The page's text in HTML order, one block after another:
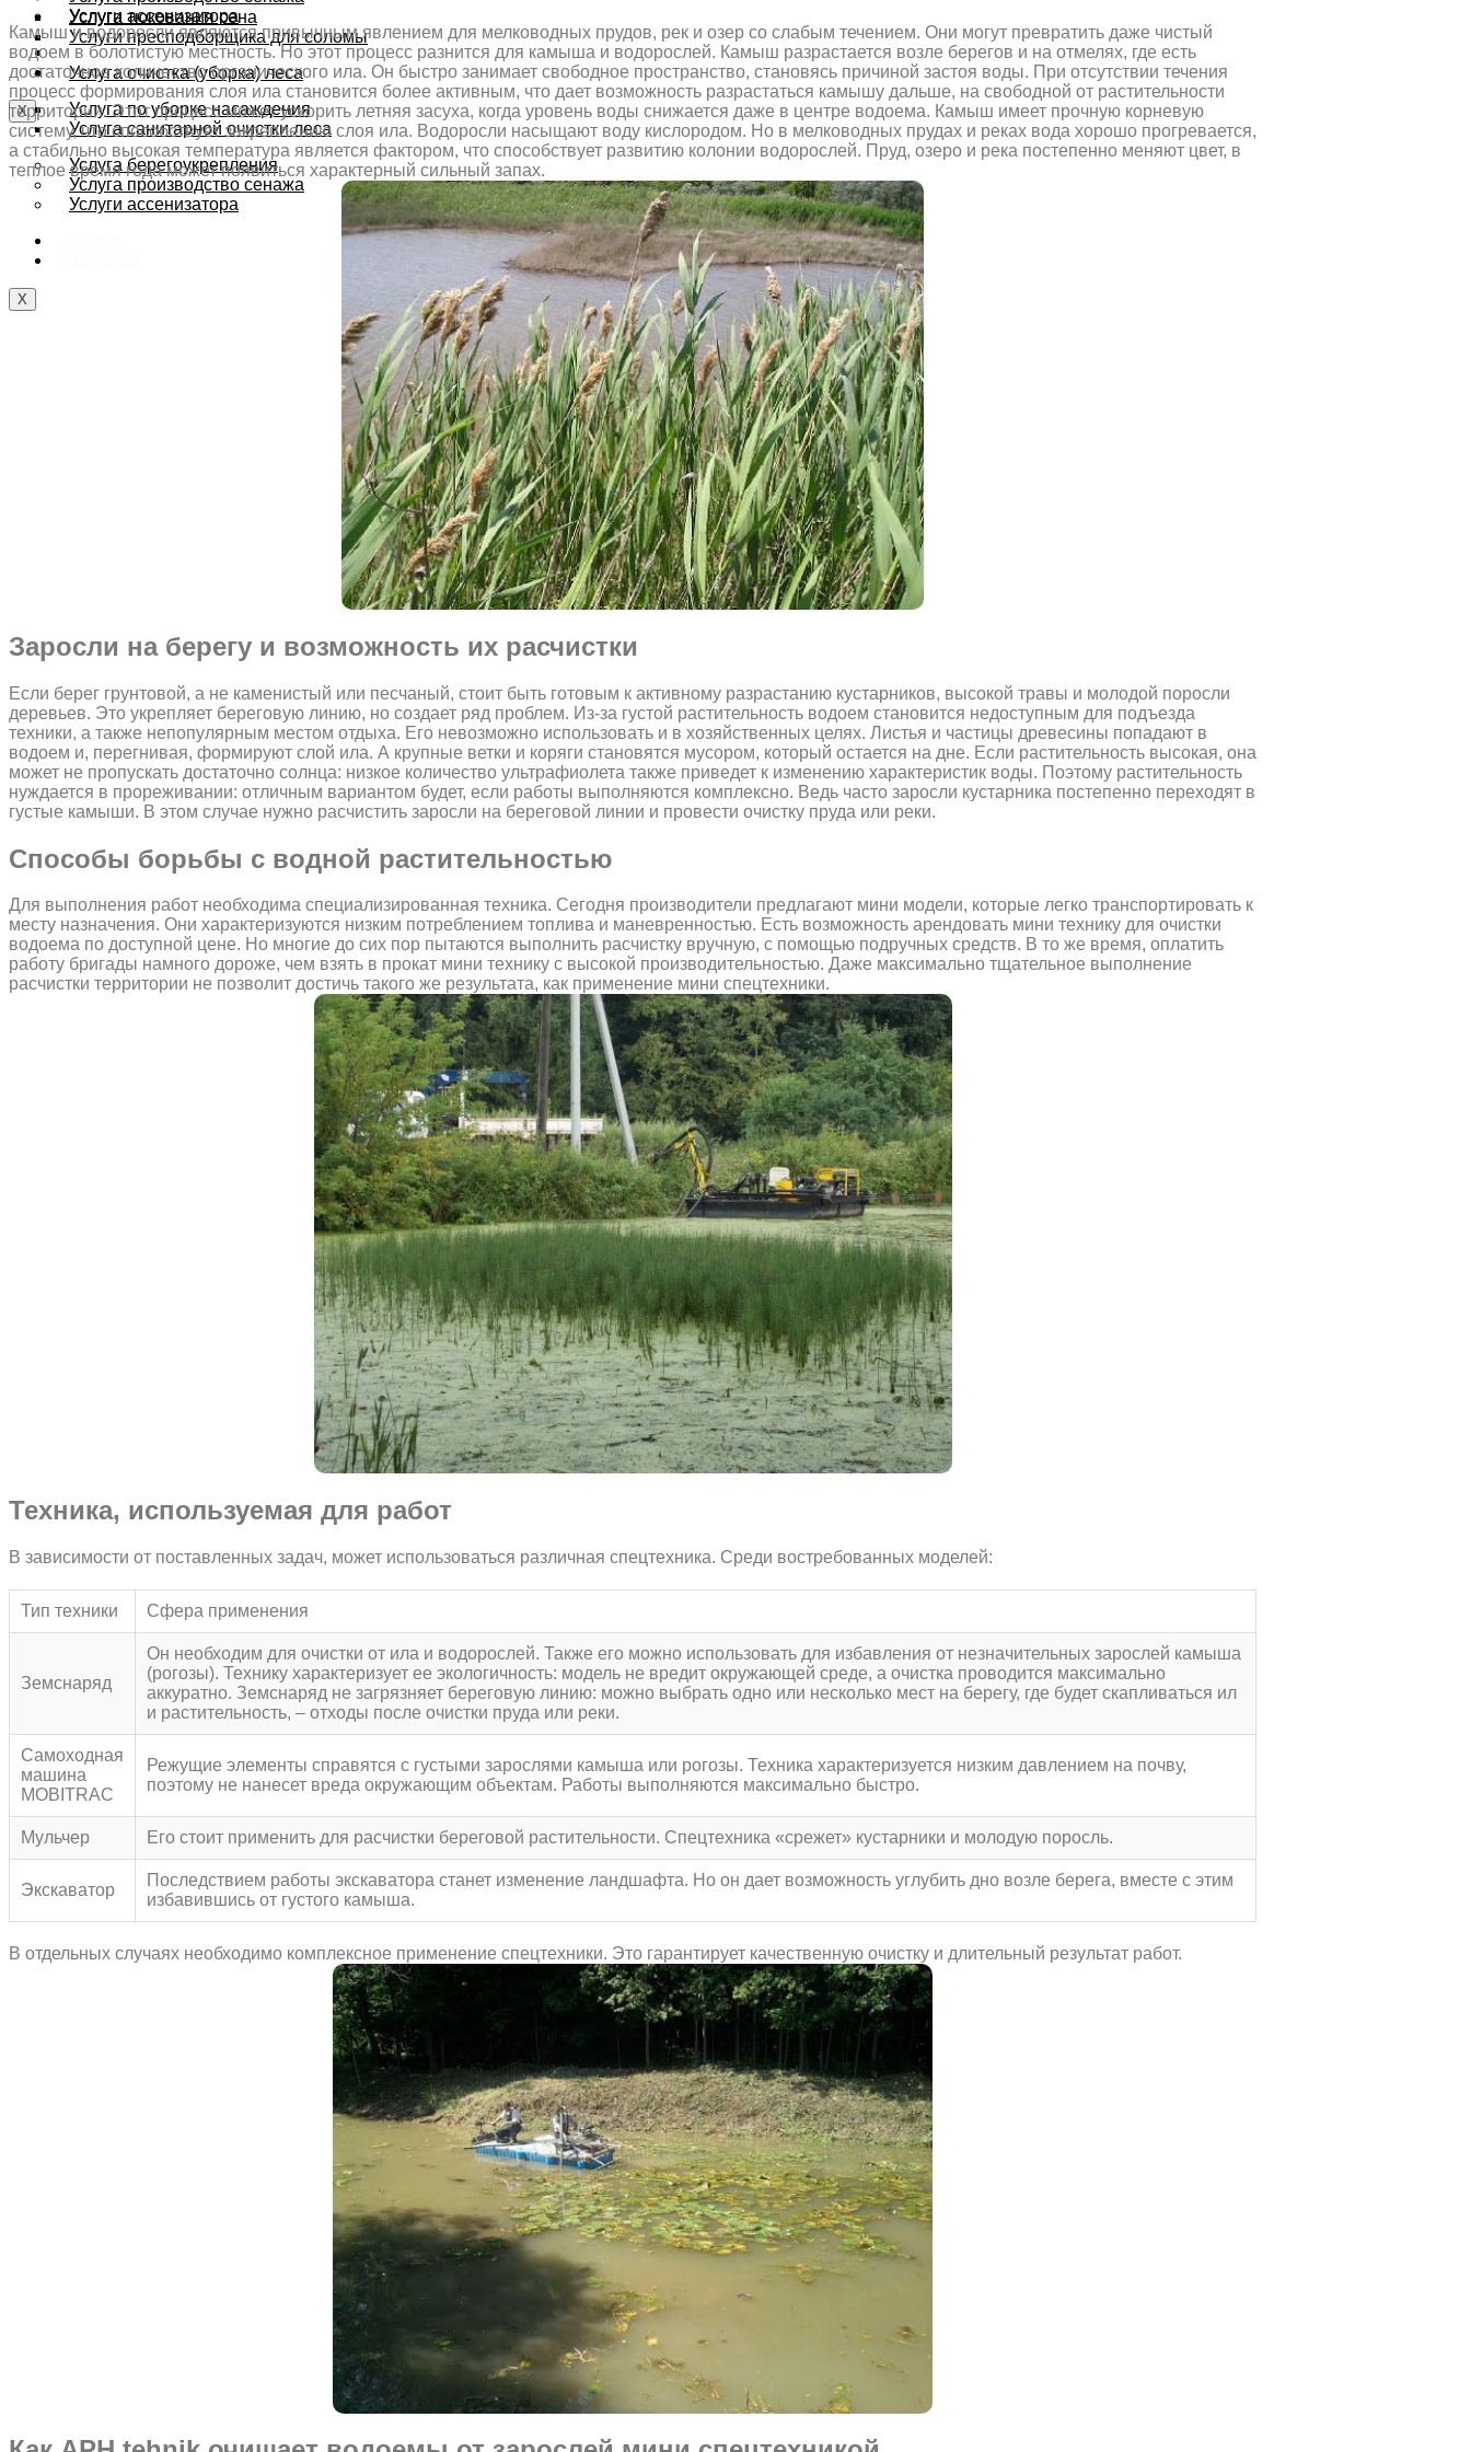
Услуги ассенизатора
Статьи
Контакты
X
Услуга тюкования сена
Услуги пресподборщика для соломы
Услуга очистка (уборка) леса
Услуга по уборке насаждения
Услуга санитарной очистки леса
Услуга берегоукрепления
Услуга производство сенажа
Услуги ассенизатора
X
Камыш и водоросли являются привычным явлением для мелководных прудов, рек и озер со слабым течением. Они могут превратить даже чистый
водоем в болотистую местность. Но этот процесс разнится для камыша и водорослей. Камыш разрастается возле берегов и на отмелях, где есть
достаточное количество органического ила. Он быстро занимает свободное пространство, становясь причиной застоя воды. При отсутствии течения
процесс формирования слоя ила становится более активным, что дает возможность разрастаться камышу дальше, на свободной от растительности
территории. Этот процесс может ускорить летняя засуха, когда уровень воды снижается даже в центре водоема. Камыш имеет прочную корневую
систему, что способствует закреплению слоя ила. Водоросли насыщают воду кислородом. Но в мелководных прудах и реках вода хорошо прогревается,
а стабильно высокая температура является фактором, что способствует развитию колонии водорослей. Пруд, озеро и река постепенно меняют цвет, в
теплое время года может появиться характерный сильный запах.
Заросли на берегу и возможность их расчистки
Если берег грунтовой, а не каменистый или песчаный, стоит быть готовым к активному разрастанию кустарников, высокой травы и молодой поросли
деревьев. Это укрепляет береговую линию, но создает ряд проблем. Из-за густой растительность водоем становится недоступным для подъезда
техники, а также непопулярным местом отдыха. Его невозможно использовать и в хозяйственных целях. Листья и частицы древесины попадают в
водоем и, перегнивая, формируют слой ила. А крупные ветки и коряги становятся мусором, который остается на дне. Если растительность высокая, она
может не пропускать достаточно солнца: низкое количество ультрафиолета также приведет к изменению характеристик воды. Поэтому растительность
нуждается в прореживании: отличным вариантом будет, если работы выполняются комплексно. Ведь часто заросли кустарника постепенно переходят в
густые камыши. В этом случае нужно расчистить заросли на береговой линии и провести очистку пруда или реки.
Способы борьбы с водной растительностью
Для выполнения работ необходима специализированная техника. Сегодня производители предлагают мини модели, которые легко транспортировать к
месту назначения. Они характеризуются низким потреблением топлива и маневренностью. Есть возможность арендовать мини технику для очистки
водоема по доступной цене. Но многие до сих пор пытаются выполнить расчистку вручную, с помощью подручных средств. В то же время, оплатить
работу бригады намного дороже, чем взять в прокат мини технику с высокой производительностью. Даже максимально тщательное выполнение
расчистки территории не позволит достичь такого же результата, как применение мини спецтехники.
Техника, используемая для работ
В зависимости от поставленных задач, может использоваться различная спецтехника. Среди востребованных моделей:
Тип техники Сфера применения
Земснаряд
Он необходим для очистки от ила и водорослей. Также его можно использовать для избавления от незначительных зарослей камыша
(рогозы). Технику характеризует ее экологичность: модель не вредит окружающей среде, а очистка проводится максимально
аккуратно. Земснаряд не загрязняет береговую линию: можно выбрать одно или несколько мест на берегу, где будет скапливаться ил
и растительность, – отходы после очистки пруда или реки.
Самоходная
машина
MOBITRAC
Режущие элементы справятся с густыми зарослями камыша или рогозы. Техника характеризуется низким давлением на почву,
поэтому не нанесет вреда окружающим объектам. Работы выполняются максимально быстро.
Мульчер Его стоит применить для расчистки береговой растительности. Спецтехника «срежет» кустарники и молодую поросль.
Экскаватор
Последствием работы экскаватора станет изменение ландшафта. Но он дает возможность углубить дно возле берега, вместе с этим
избавившись от густого камыша.
В отдельных случаях необходимо комплексное применение спецтехники. Это гарантирует качественную очистку и длительный результат работ.